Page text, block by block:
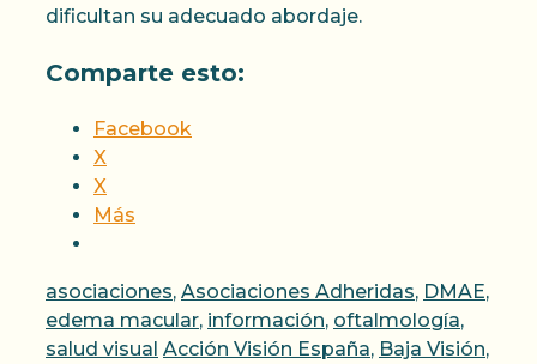
dificultan su adecuado abordaje.
Comparte esto:
Facebook
X
X
Más
Categorías
asociaciones, Asociaciones Adheridas, DMAE,
edema macular, información, oftalmología,
salud visual Etiquetas
Acción Visión España, Baja Visión,